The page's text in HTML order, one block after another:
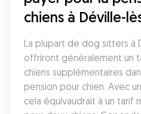
chiens à Déville-
La plupart de dog sitters à
offriront généralement un
chiens supplémentaires
pension pour chien. Avec
cela équivaudrait à un tarif